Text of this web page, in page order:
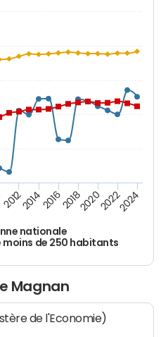
nationale
moins de 250 habitants
2012201420162018202020222024
Magnan
de l'Economie)